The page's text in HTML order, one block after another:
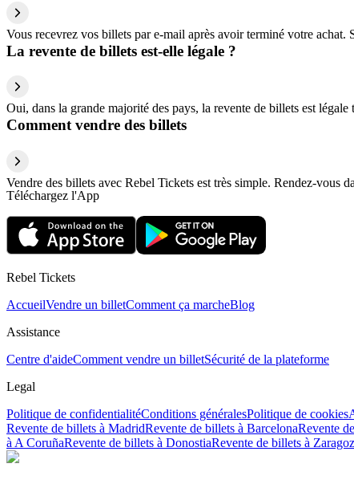
Vous recevrez vos billets par e-mail après avoir terminé votre
La revente de billets est-elle légale ?
Oui, dans la grande majorité des pays, la revente de billets est
Comment vendre des billets
Vendre des billets avec Rebel Tickets est très simple. Rendez-vous
Téléchargez l'App
Rebel Tickets
AccueilVendre un billetComment ça marcheBlog
Assistance
Centre d'aideComment vendre un billetSécurité de la plateforme
Legal
Politique de confidentialitéConditions généralesPolitique de cookies
Revente de billets à MadridRevente de billets à BarcelonaRevente
à A CoruñaRevente de billets à DonostiaRevente de billets à